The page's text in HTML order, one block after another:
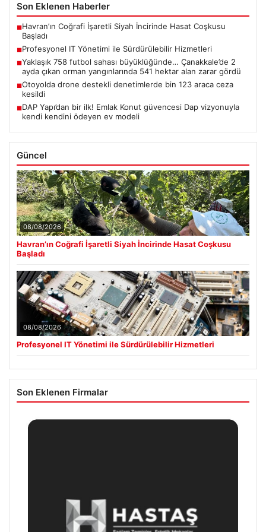
Son Eklenen Haberler
■Havran’ın Coğrafi İşaretli Siyah İncirinde Hasat Coşkusu
Başladı
■Profesyonel IT Yönetimi ile Sürdürülebilir Hizmetleri
■Yaklaşık 758 futbol sahası büyüklüğünde… Çanakkale’de 2
ayda çıkan orman yangınlarında 541 hektar alan zarar gördü
■Otoyolda drone destekli denetimlerde bin 123 araca ceza
kesildi
■DAP Yapı’dan bir ilk! Emlak Konut güvencesi Dap vizyonuyla
kendi kendini ödeyen ev modeli
Güncel
08/08/2026
Havran’ın Coğrafi İşaretli Siyah İncirinde Hasat Coşkusu
Başladı
08/08/2026
Profesyonel IT Yönetimi ile Sürdürülebilir Hizmetleri
Son Eklenen Firmalar